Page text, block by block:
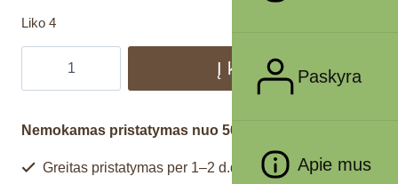
Paskyra
Apie mus
Liko 4
Į krepšelį
Nemokamas pristatymas nuo 50€
Greitas pristatymas per 1–2 d.d.